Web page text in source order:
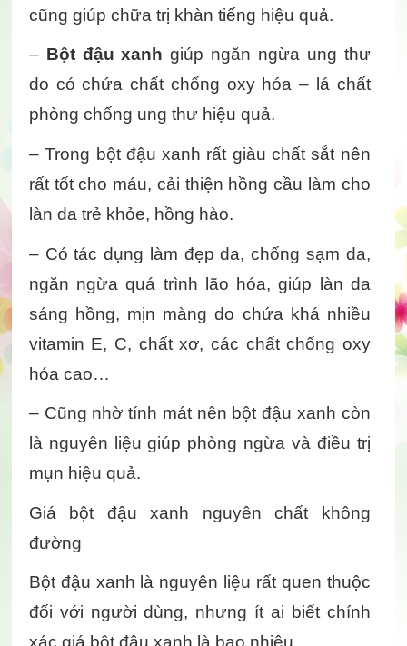
cũng giúp chữa trị khàn tiếng hiệu quả.
– Bột đậu xanh giúp ngăn ngừa ung thư
do có chứa chất chống oxy hóa – lá chất
phòng chống ung thư hiệu quả.
– Trong bột đậu xanh rất giàu chất sắt nên
rất tốt cho máu, cải thiện hồng cầu làm cho
làn da trẻ khỏe, hồng hào.
– Có tác dụng làm đẹp da, chống sạm da,
ngăn ngừa quá trình lão hóa, giúp làn da
sáng hồng, mịn màng do chứa khá nhiều
vitamin E, C, chất xơ, các chất chống oxy
hóa cao…
– Cũng nhờ tính mát nên bột đậu xanh còn
là nguyên liệu giúp phòng ngừa và điều trị
mụn hiệu quả.
Giá bột đậu xanh nguyên chất không
đường
Bột đậu xanh là nguyên liệu rất quen thuộc
đối với người dùng, nhưng ít ai biết chính